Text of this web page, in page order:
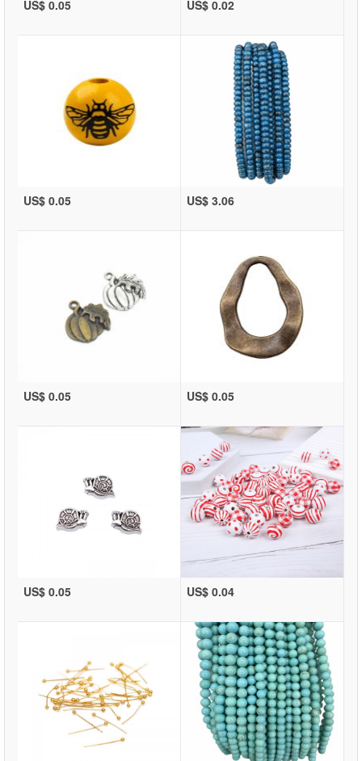
US$ 0.05 US$ 0.02
US$ 0.05 US$ 3.06
US$ 0.05 US$ 0.05
US$ 0.05 US$ 0.04